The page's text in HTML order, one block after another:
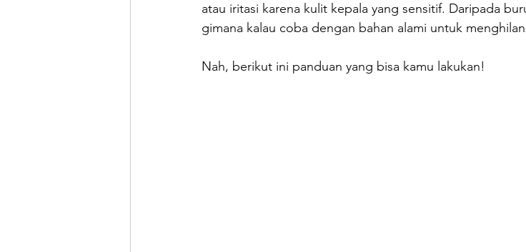
atau iritasi karena kulit kepala yang sensitif. Daripada
gimana kalau coba dengan bahan alami untuk
Nah, berikut ini panduan yang bisa kamu lakukan!